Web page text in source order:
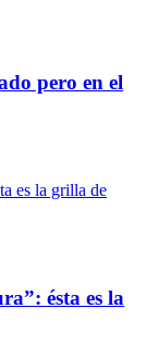
pero en el
ésta es la